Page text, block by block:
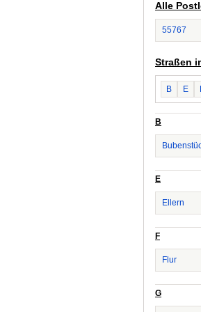
Alle
55767
Straßen
B E
B
E
Ellern
F
Flur
G